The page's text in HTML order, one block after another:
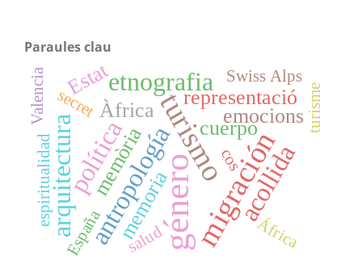
Paraules clau
géneromigración
turismoacollida
política
antropología
arquitectura
etnografia
cuerpo
representació
memoria
Àfrica
memòria
Estat
emocions
Swiss Alps
espiritualidad cos
Valencia
África
salud
secret
España
turisme